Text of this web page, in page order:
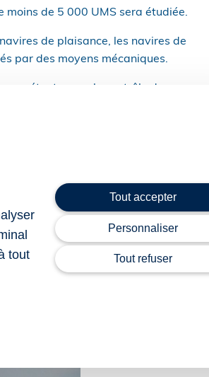
moins de 5 000 UMS sera étudiée.
de plaisance, les navires de
par des moyens mécaniques.
pour le contrôle des
qui pourront faire l’objet
de carburants renouvelables et bas
tout
Tout accepter
Personnaliser
Tout refuser